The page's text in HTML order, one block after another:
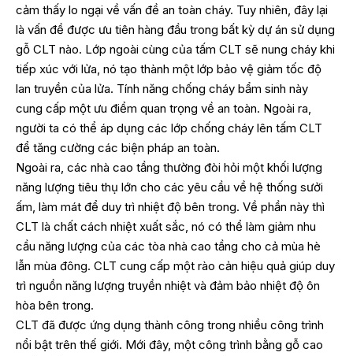
cảm thấy lo ngại về vấn đề an toàn cháy. Tuy nhiên, đây lại
là vấn đề được ưu tiên hàng đầu trong bất kỳ dự án sử dụng
gỗ CLT nào. Lớp ngoài cùng của tấm CLT sẽ nung cháy khi
tiếp xúc với lửa, nó tạo thành một lớp bảo vệ giảm tốc độ
lan truyền của lửa. Tính năng chống cháy bẩm sinh này
cung cấp một ưu điểm quan trọng về an toàn. Ngoài ra,
người ta có thể áp dụng các lớp chống cháy lên tấm CLT
để tăng cường các biện pháp an toàn.
Ngoài ra, các nhà cao tầng thường đòi hỏi một khối lượng
năng lượng tiêu thụ lớn cho các yêu cầu về hệ thống sưởi
ấm, làm mát để duy trì nhiệt độ bên trong. Về phần này thì
CLT là chất cách nhiệt xuất sắc, nó có thể làm giảm nhu
cầu năng lượng của các tòa nhà cao tầng cho cả mùa hè
lẫn mùa đông. CLT cung cấp một rào cản hiệu quả giúp duy
trì nguồn năng lượng truyền nhiệt và đảm bảo nhiệt độ ôn
hòa bên trong.
CLT đã được ứng dụng thành công trong nhiều công trình
nổi bật trên thế giới. Mới đây, một công trình bằng gỗ cao